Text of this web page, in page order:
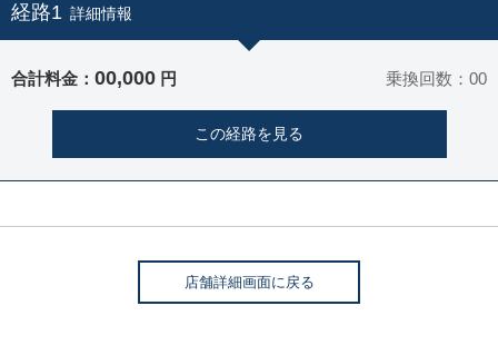
経路1 詳細情報
合計料金： 00,000 円 乗換回数：00
この経路を見る
店舗詳細画面に戻る